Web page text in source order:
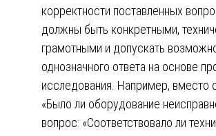
корректности поставленных
должны быть конкретными,
грамотными и допускать
однозначного ответа на основе
исследования. Например, вместо
«Было ли оборудование
вопрос: «Соответствовало ли